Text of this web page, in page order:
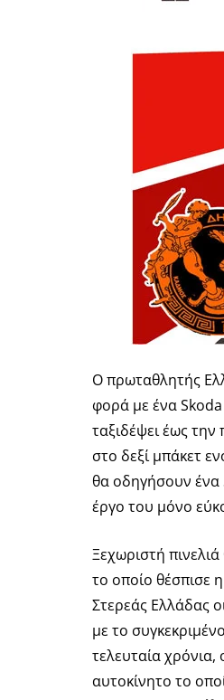
Ο πρωταθλητής
φορά με ένα
ταξιδέψει έως την
στο δεξί μπάκετ
θα οδηγήσουν ένα
έργο του μόνο
Ξεχωριστή
το οποίο θέσπισε
Στερεάς Ελλάδας
με το
τελευταία χρόνια,
αυτοκίνητο το